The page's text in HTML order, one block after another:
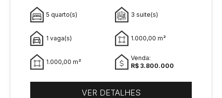
5 quarto(s) 3 suite(s)
1 vaga(s) 1.000,00 m²
1.000,00 m²
Venda:
R$ 3.800.000
VER DETALHES